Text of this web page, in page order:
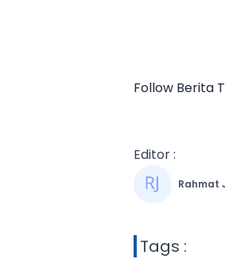
Follow Berita
Editor :
Rahmat
Tags :